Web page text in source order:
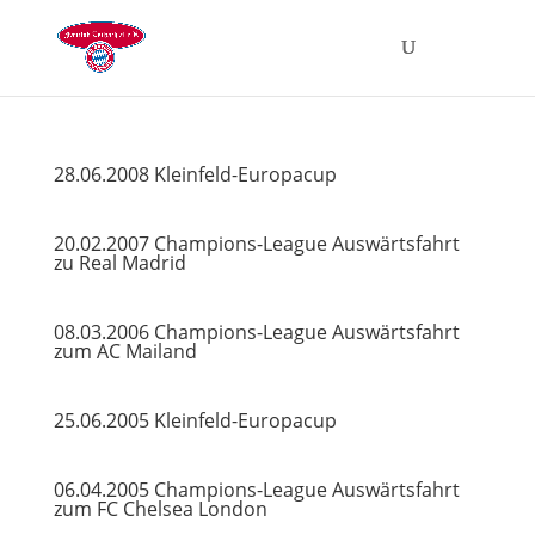
28.06.2008 Kleinfeld-Europacup
20.02.2007 Champions-League Auswärtsfahrt
zu Real Madrid
08.03.2006 Champions-League Auswärtsfahrt
zum AC Mailand
25.06.2005 Kleinfeld-Europacup
06.04.2005 Champions-League Auswärtsfahrt
zum FC Chelsea London